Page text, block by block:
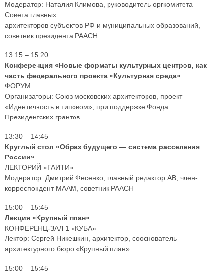
Модератор: Наталия Климова, руководитель оргкомитета
Совета главных
архитекторов субъектов РФ и муниципальных образований,
советник президента РААСН.
13:15 – 15:20
Конференция «Новые форматы культурных центров, как
часть федерального проекта «Культурная среда»
ФОРУМ
Организаторы: Союз московских архитекторов, проект
«Идентичность в типовом», при поддержке Фонда
Президентских грантов
13:30 – 14:45
Круглый стол «Образ будущего — система расселения
России»
ЛЕКТОРИЙ «ГАИТИ»
Модератор: Дмитрий Фесенко, главный редактор АВ, член-
корреспондент МААМ, советник РААСН
15:00 – 15:45
Лекция «Kрупный план»
КОНФЕРЕНЦ-ЗАЛ 1 «КУБА»
Лектор: Сергей Никешкин, архитектор, сооснователь
архитектурного бюро «Крупный план»
15:00 – 15:45